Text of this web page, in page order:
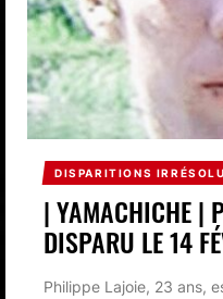
DISPARITIONS
| YAMACHICHE |
DISPARU LE 14
Philippe Lajoie, 23 ans,